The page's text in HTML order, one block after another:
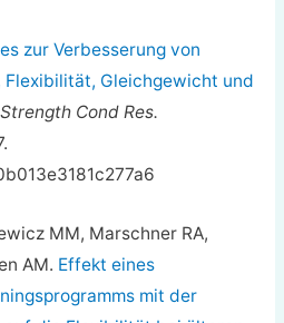
zur Verbesserung von
Flexibilität, Gleichgewicht und
Cond Res.
MM, Marschner RA,
AM. Effekt eines
mit der